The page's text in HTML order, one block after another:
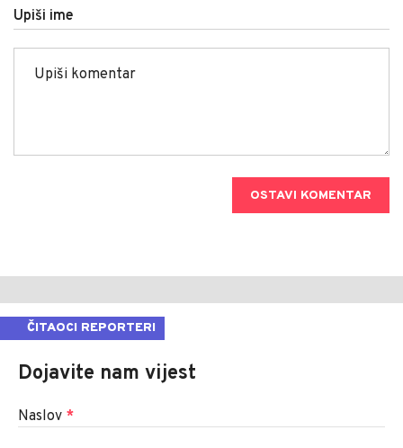
Upiši ime
OSTAVI KOMENTAR
ČITAOCI REPORTERI
Dojavite nam vijest
Naslov *